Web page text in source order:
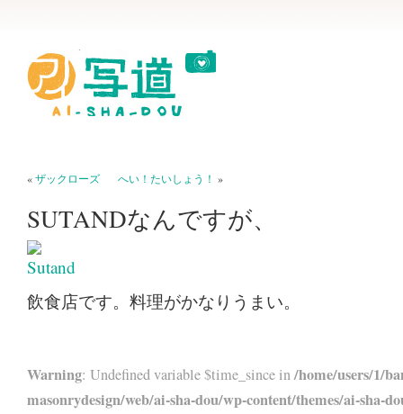
«ザックローズ へい！たいしょう！ »
SUTANDなんですが、
飲食店です。料理がかなりうまい。
Warning: Undefined variable $time_since in/home/users/1/
masonrydesign/web/ai-sha-dou/wp-content/themes/ai-sha-